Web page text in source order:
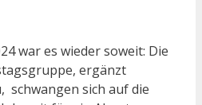
war es wieder soweit: Die
ergänzt
schwangen sich auf die